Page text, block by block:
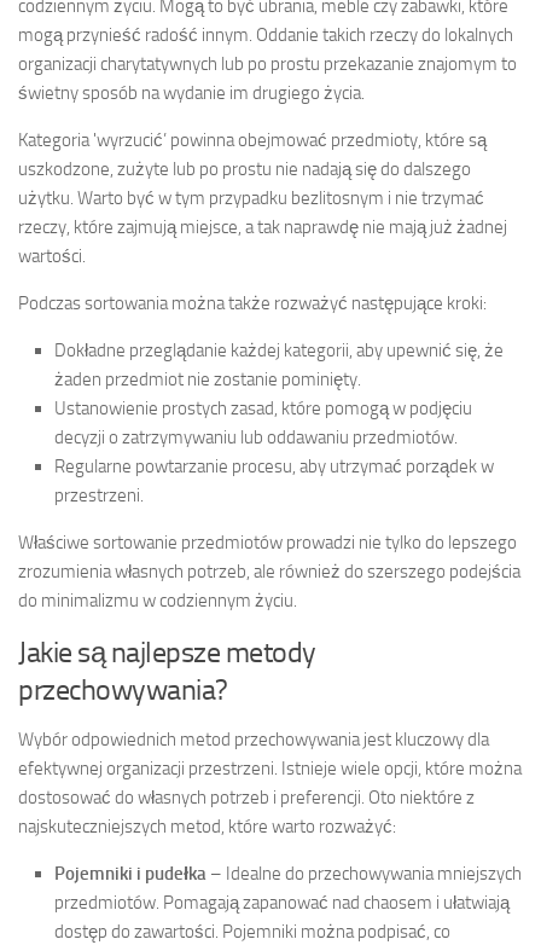
codziennym życiu. Mogą to być ubrania, meble czy zabawki, które
mogą przynieść radość innym. Oddanie takich rzeczy do lokalnych
organizacji charytatywnych lub po prostu przekazanie znajomym to
świetny sposób na wydanie im drugiego życia.
Kategoria 'wyrzucić’ powinna obejmować przedmioty, które są
uszkodzone, zużyte lub po prostu nie nadają się do dalszego
użytku. Warto być w tym przypadku bezlitosnym i nie trzymać
rzeczy, które zajmują miejsce, a tak naprawdę nie mają już żadnej
wartości.
Podczas sortowania można także rozważyć następujące kroki:
Dokładne przeglądanie każdej kategorii, aby upewnić się, że
żaden przedmiot nie zostanie pominięty.
Ustanowienie prostych zasad, które pomogą w podjęciu
decyzji o zatrzymywaniu lub oddawaniu przedmiotów.
Regularne powtarzanie procesu, aby utrzymać porządek w
przestrzeni.
Właściwe sortowanie przedmiotów prowadzi nie tylko do lepszego
zrozumienia własnych potrzeb, ale również do szerszego podejścia
do minimalizmu w codziennym życiu.
Jakie są najlepsze metody
przechowywania?
Wybór odpowiednich metod przechowywania jest kluczowy dla
efektywnej organizacji przestrzeni. Istnieje wiele opcji, które można
dostosować do własnych potrzeb i preferencji. Oto niektóre z
najskuteczniejszych metod, które warto rozważyć:
Pojemniki i pudełka – Idealne do przechowywania mniejszych
przedmiotów. Pomagają zapanować nad chaosem i ułatwiają
dostęp do zawartości. Pojemniki można podpisać, co